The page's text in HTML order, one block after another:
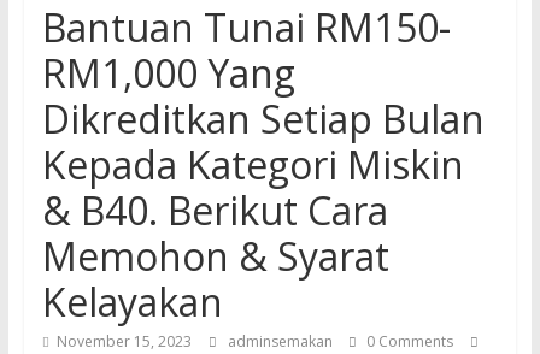
Bantuan Tunai RM150-
RM1,000 Yang
Dikreditkan Setiap Bulan
Kepada Kategori Miskin
& B40. Berikut Cara
Memohon & Syarat
Kelayakan
November 15, 2023 adminsemakan
0 Comments